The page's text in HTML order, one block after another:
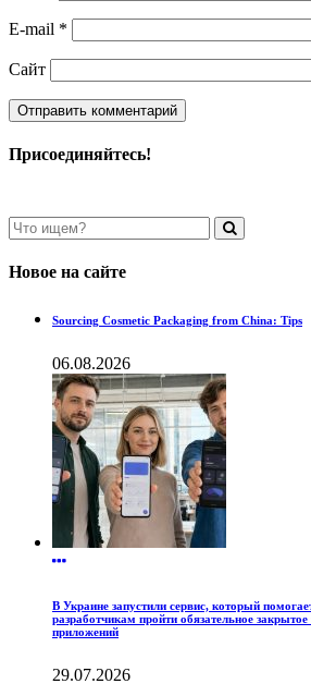
E-mail *
Сайт
Присоединяйтесь!
Новое на сайте
Sourcing Cosmetic Packaging from China: Tips
06.08.2026
В Украине запустили сервис, который
разработчикам пройти обязательное
приложений
29.07.2026